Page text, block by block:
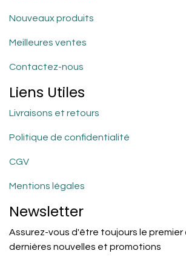
Nouveaux produits
Meilleures ventes
Contactez-nous
Liens Utiles
Livraisons et retours
Politique de confidentialité
CGV
Mentions légales
Newsletter
Assurez-vous d'être toujours le premier
dernières nouvelles et promotions